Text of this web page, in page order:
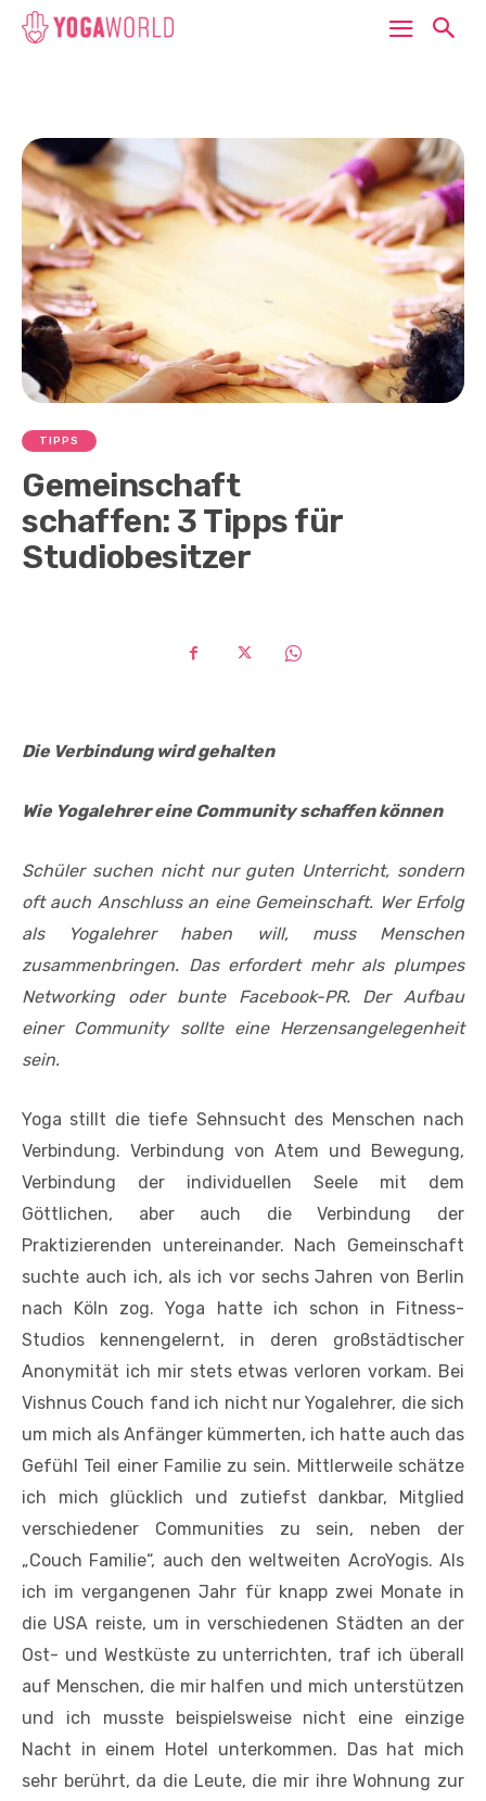
TIPPS
Gemeinschaft
schaffen: 3 Tipps für
Studiobesitzer
Die Verbindung wird gehalten
Wie Yogalehrer eine Community schaffen können
Schüler suchen nicht nur guten Unterricht, sondern
oft auch Anschluss an eine Gemeinschaft. Wer Erfolg
als Yogalehrer haben will, muss Menschen
zusammenbringen. Das erfordert mehr als plumpes
Networking oder bunte Facebook-PR. Der Aufbau
einer Community sollte eine Herzensangelegenheit
sein.
Yoga stillt die tiefe Sehnsucht des Menschen nach
Verbindung. Verbindung von Atem und Bewegung,
Verbindung der individuellen Seele mit dem
Göttlichen, aber auch die Verbindung der
Praktizierenden untereinander. Nach Gemeinschaft
suchte auch ich, als ich vor sechs Jahren von Berlin
nach Köln zog. Yoga hatte ich schon in Fitness-
Studios kennengelernt, in deren großstädtischer
Anonymität ich mir stets etwas verloren vorkam. Bei
Vishnus Couch fand ich nicht nur Yogalehrer, die sich
um mich als Anfänger kümmerten, ich hatte auch das
Gefühl Teil einer Familie zu sein. Mittlerweile schätze
ich mich glücklich und zutiefst dankbar, Mitglied
verschiedener Communities zu sein, neben der
„Couch Familie“, auch den weltweiten AcroYogis. Als
ich im vergangenen Jahr für knapp zwei Monate in
die USA reiste, um in verschiedenen Städten an der
Ost- und Westküste zu unterrichten, traf ich überall
auf Menschen, die mir halfen und mich unterstützen
und ich musste beispielsweise nicht eine einzige
Nacht in einem Hotel unterkommen. Das hat mich
sehr berührt, da die Leute, die mir ihre Wohnung zur